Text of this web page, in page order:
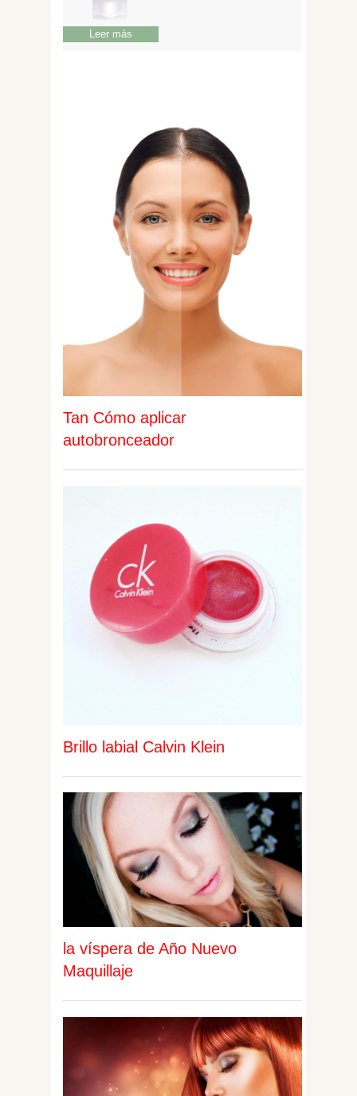
Leer más
Tan Cómo aplicar
autobronceador
Brillo labial Calvin Klein
la víspera de Año Nuevo
Maquillaje